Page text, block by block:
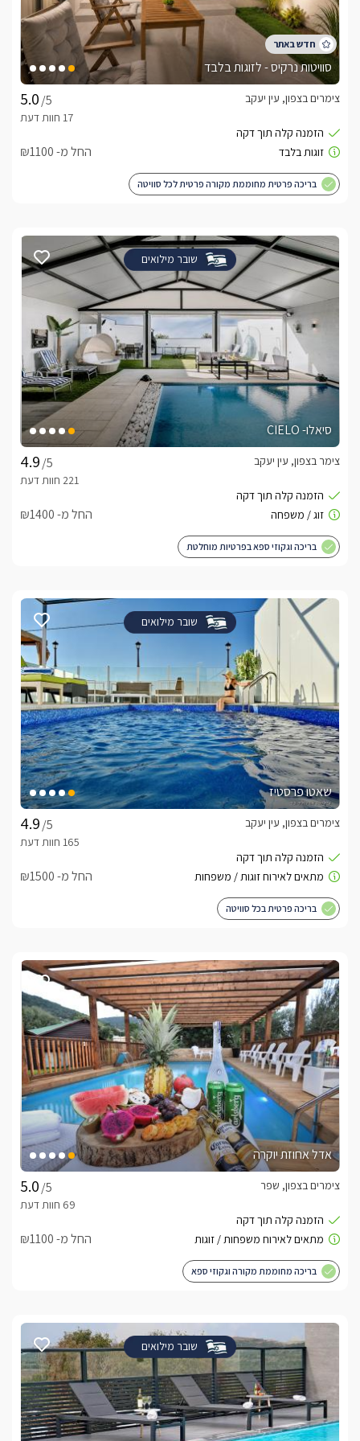
סוויטות נרקיס - לזוגות בלבד
/5
צימרים בצפון, עין יעקב
החל מ- ₪1100
בריכה פרטית מחוממת מקורה פרטית לכל סוויטה
שובר מילואים
סיאלו- CIELO
/5
צימר בצפון, עין יעקב
החל מ- ₪1400
בריכה וגקוזי ספא בפרטיות מוחלטת
שובר מילואים
שאטו פרסטיז
/5
צימרים בצפון, עין יעקב
החל מ- ₪1500
בריכה פרטית בכל סוויטה
אדל אחוזת יוקרה
/5
צימרים בצפון, שפר
החל מ- ₪1100
בריכה מחוממת מקורה וגקוזי ספא
שובר מילואים